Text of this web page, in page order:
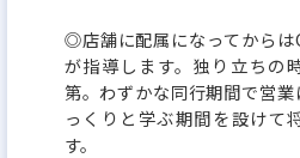
◎店舗に配属になってからは
が指導します。独り立ちの
第。わずかな同行期間で営
っくりと学ぶ期間を設けて
す。